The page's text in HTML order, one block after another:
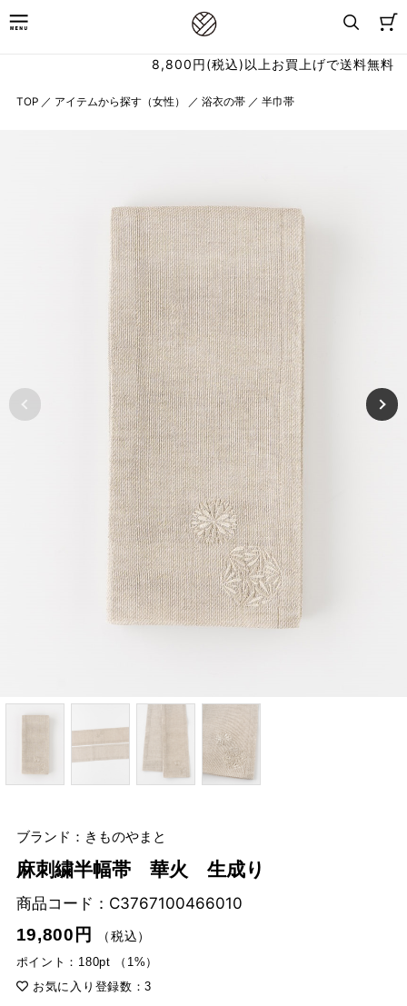
8,800円(税込)以上お買上げで送料無料
TOP ／ アイテムから探す（女性） ／ 浴衣の帯 ／ 半巾帯
ブランド：きものやまと
麻刺繍半幅帯 華火 生成り
商品コード： C3767100466010
19,800円
（税込）
ポイント：180pt （1%）
お気に入り登録数：3